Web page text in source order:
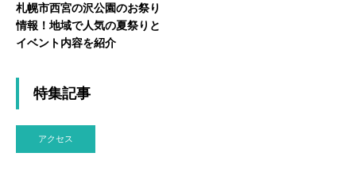
札幌市西宮の沢公園のお祭り
情報！地域で人気の夏祭りと
イベント内容を紹介
特集記事
アクセス